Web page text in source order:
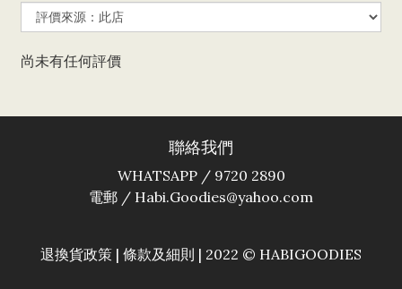
尚未有任何評價
聯絡我們
WHATSAPP / 9720 2890
電郵 / Habi.Goodies@yahoo.com
退換貨政策 | 條款及細則 | 2022 © HABIGOODIES